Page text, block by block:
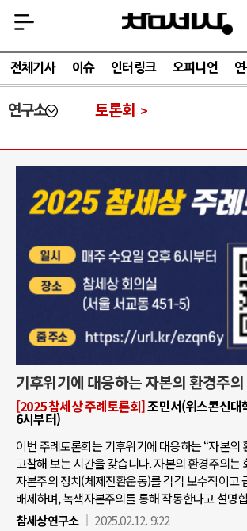
전체기사 이슈 인터링크 오피니언
연구소 토론회
기후위기에 대응하는 자본의 환경주의
[2025 참세상 주례토론회]조민서(위스콘신
6시부터)
이번 주례토론회는 기후위기에 대응하는 “자본의
고찰해 보는 시간을 갖습니다. 자본의 환경주의는
자본주의 정치(체제전환운동)를 각각 보수적이고
배제하며, 녹색자본주의를 통해 작동한다고 설명
참세상연구소
2025.02.12. 9:22